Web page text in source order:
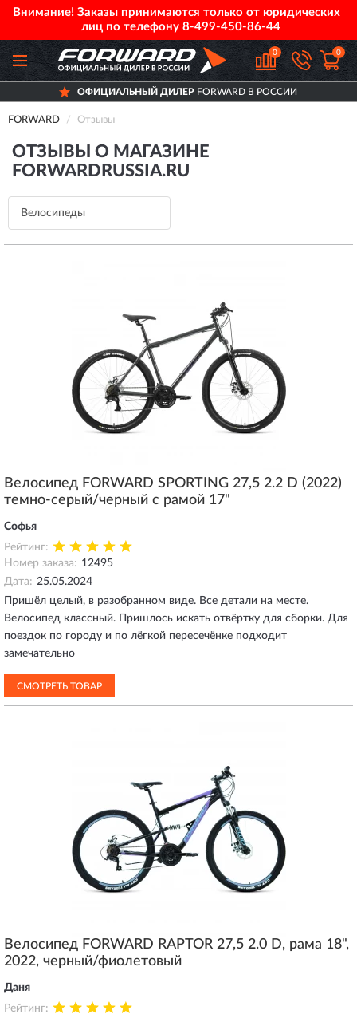
Внимание! Заказы принимаются только от юридических
лиц по телефону 8-499-450-86-44
0 0
ДИЛЕРFORWARD В РОССИИ
FORWARD Отзывы
ОТЗЫВЫ О МАГАЗИНЕ
FORWARDRUSSIA.RU
Велосипеды
Велосипед FORWARD SPORTING 27,5 2.2 D (2022)
темно-серый/черный с рамой 17"
Софья
Рейтинг:
Номер заказа: 12495
Дата: 25.05.2024
Пришёл целый, в разобранном виде. Все детали на месте.
Велосипед классный. Пришлось искать отвёртку для сборки. Для
поездок по городу и по лёгкой пересечёнке подходит
замечательно
СМОТРЕТЬ ТОВАР
Велосипед FORWARD RAPTOR 27,5 2.0 D, рама 18",
2022, черный/фиолетовый
Даня
Рейтинг: